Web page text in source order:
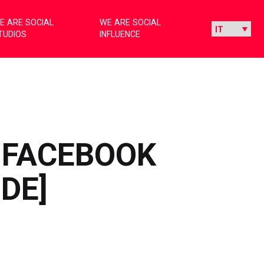
ARE SOCIAL
WE ARE SOCIAL
INFLUENCE